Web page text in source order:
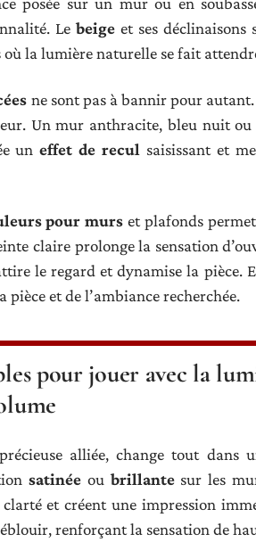
Le beige et ses
la lumière naturelle se fait
ne sont pas à bannir pour
Un mur anthracite, bleu nuit ou
uneffet de recul saisissant et
pour murs et plafonds
claire prolonge la sensation
le regard et dynamise la pièce.
pièce et de l’ambiance recherchée.
pour jouer avec la
alliée, change tout dans
satinée ou brillantesur les
et créent une impression
renforçant la sensation de